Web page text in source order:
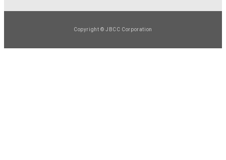
Copyright © JBCC Corporation